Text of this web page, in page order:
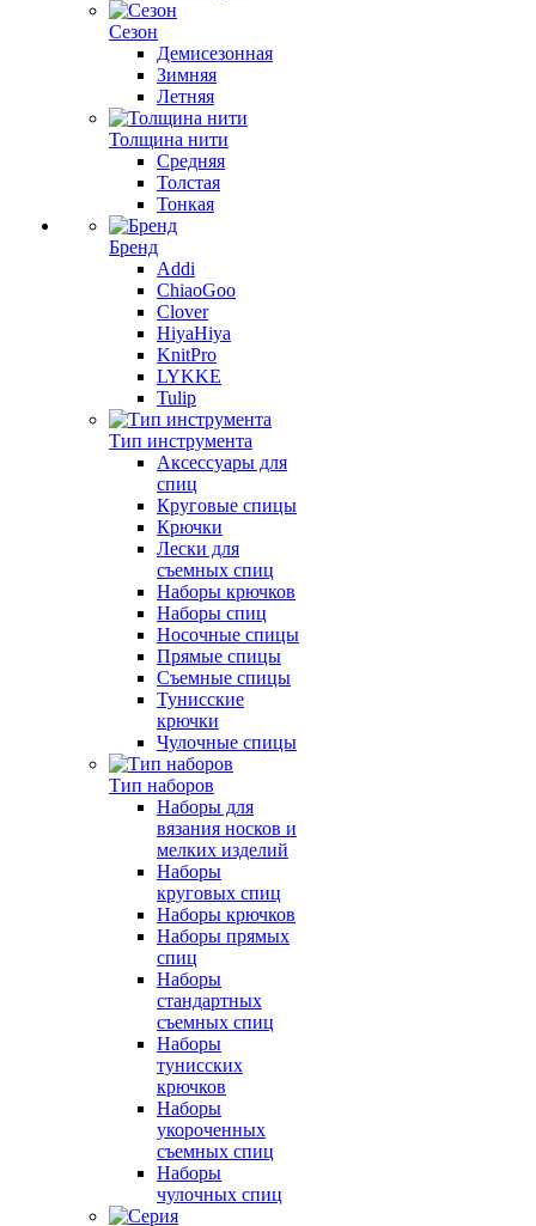
Сезон
Демисезонная
Зимняя
Летняя
Толщина нити
Средняя
Толстая
Тонкая
Бренд
Addi
ChiaoGoo
Clover
HiyaHiya
KnitPro
LYKKE
Tulip
Тип инструмента
Аксессуары для
спиц
Круговые спицы
Крючки
Лески для
съемных спиц
Наборы крючков
Наборы спиц
Носочные спицы
Прямые спицы
Съемные спицы
Тунисские
крючки
Чулочные спицы
Тип наборов
Наборы для
вязания носков и
мелких изделий
Наборы
круговых спиц
Наборы крючков
Наборы прямых
спиц
Наборы
стандартных
съемных спиц
Наборы
тунисских
крючков
Наборы
укороченных
съемных спиц
Наборы
чулочных спиц